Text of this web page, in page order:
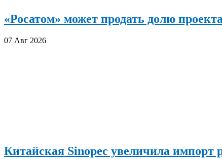
«Росатом» может продать долю
07 Авг 2026
Китайская Sinopec увеличила импорт